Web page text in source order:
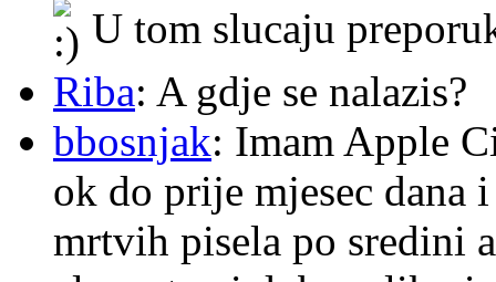
U tom slucaju
Riba: A gdje se nalazis?
bbosnjak: Imam Apple
ok do prije mjesec dana
mrtvih pisela po sredini